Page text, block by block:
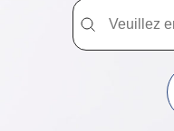
Trouver un
Trouver un